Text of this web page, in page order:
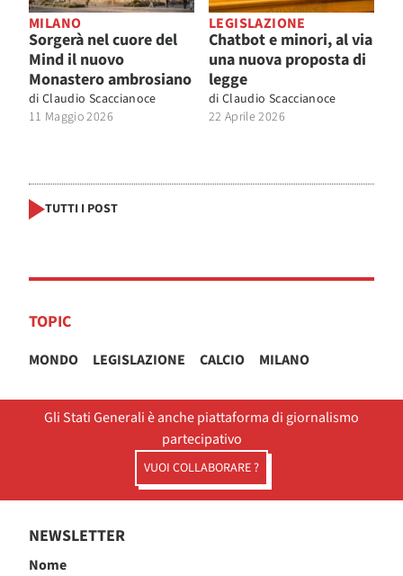
MILANO
Sorgerà nel cuore del
Mind il nuovo
Monastero ambrosiano
di Claudio Scaccianoce
11 Maggio 2026
LEGISLAZIONE
Chatbot e minori, al via
una nuova proposta di
legge
di Claudio Scaccianoce
22 Aprile 2026
TUTTI I POST
TOPIC
MONDO LEGISLAZIONE CALCIO MILANO
Gli Stati Generali è anche piattaforma di giornalismo
partecipativo
VUOI COLLABORARE ?
NEWSLETTER
Nome